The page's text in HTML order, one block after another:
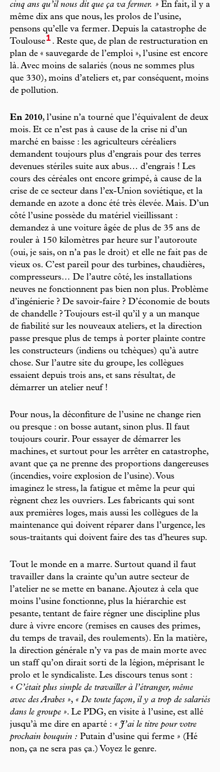
cinq ans qu’il nous dit que ça va fermer. » En fait, il y a
même dix ans que nous, les prolos de l’usine,
pensons qu’elle va fermer. Depuis la catastrophe de
Toulouse1 . Reste que, de plan de restructuration en
plan de « sauvegarde de l’emploi », l’usine est encore
là. Avec moins de salariés (nous ne sommes plus
que 330), moins d’ateliers et, par conséquent, moins
de pollution.
En 2010, l’usine n’a tourné que l’équivalent de deux
mois. Et ce n’est pas à cause de la crise ni d’un
marché en baisse : les agriculteurs céréaliers
demandent toujours plus d’engrais pour des terres
devenues stériles suite aux abus… d’engrais ! Les
cours des céréales ont encore grimpé, à cause de la
crise de ce secteur dans l’ex-Union soviétique, et la
demande en azote a donc été très élevée. Mais. D’un
côté l’usine possède du matériel vieillissant :
demandez à une voiture âgée de plus de 35 ans de
rouler à 150 kilomètres par heure sur l’autoroute
(oui, je sais, on n’a pas le droit) et elle ne fait pas de
vieux os. C’est pareil pour des turbines, chaudières,
compresseurs… De l’autre côté, les installations
neuves ne fonctionnent pas bien non plus. Problème
d’ingénierie ? De savoir-faire ? D’économie de bouts
de chandelle ? Toujours est-il qu’il y a un manque
de fiabilité sur les nouveaux ateliers, et la direction
passe presque plus de temps à porter plainte contre
les constructeurs (indiens ou tchèques) qu’à autre
chose. Sur l’autre site du groupe, les collègues
essaient depuis trois ans, et sans résultat, de
démarrer un atelier neuf !
Pour nous, la déconfiture de l’usine ne change rien
ou presque : on bosse autant, sinon plus. Il faut
toujours courir. Pour essayer de démarrer les
machines, et surtout pour les arrêter en catastrophe,
avant que ça ne prenne des proportions dangereuses
(incendies, voire explosion de l’usine). Vous
imaginez le stress, la fatigue et même la peur qui
règnent chez les ouvriers. Les fabricants qui sont
aux premières loges, mais aussi les collègues de la
maintenance qui doivent réparer dans l’urgence, les
sous-traitants qui doivent faire des tas d’heures sup.
Tout le monde en a marre. Surtout quand il faut
travailler dans la crainte qu’un autre secteur de
l’atelier ne se mette en banane. Ajoutez à cela que
moins l’usine fonctionne, plus la hiérarchie est
pesante, tentant de faire régner une discipline plus
dure à vivre encore (remises en causes des primes,
du temps de travail, des roulements). En la matière,
la direction générale n’y va pas de main morte avec
un staff qu’on dirait sorti de la légion, méprisant le
prolo et le syndicaliste. Les discours tenus sont :
« C’était plus simple de travailler à l’étranger, même
avec des Arabes », « De toute façon, il y a trop de salariés
dans le groupe ». Le PDG, en visite à l’usine, est allé
jusqu’à me dire en aparté : « J’ai le titre pour votre
prochain bouquin : Putain d’usine qui ferme » (Hé
non, ça ne sera pas ça.) Voyez le genre.